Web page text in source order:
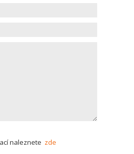
naleznete zde